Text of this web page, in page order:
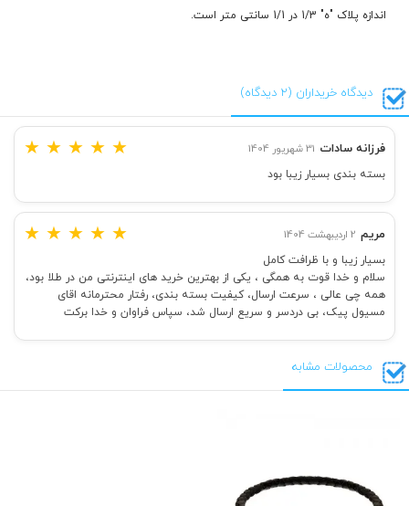
اندازه پلاک "ه" 1/3 در 1/1 سانتی متر است.
دیدگاه خریداران (2 دیدگاه)
فرزانه سادات 31 شهریور 1404 ★ ★ ★ ★ ★
بسته بندی بسیار زیبا بود
مریم 2 اردیبهشت 1404 ★ ★ ★ ★ ★
بسیار زیبا و با ظرافت کامل
سلام و خدا قوت به همگی ، یکی از بهترین خرید های اینترنتی من در طلا بود،
همه چی عالی ، سرعت ارسال، کیفیت بسته بندی، رفتار محترمانه اقای
مسیول پیک، بی دردسر و سریع ارسال شد، سپاس فراوان و خدا برکت
محصولات مشابه